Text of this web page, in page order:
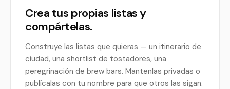
Crea tus propias listas y
compártelas.
Construye las listas que quieras — un itinerario de
ciudad, una shortlist de tostadores, una
peregrinación de brew bars. Mantenlas privadas o
publícalas con tu nombre para que otros las sigan.